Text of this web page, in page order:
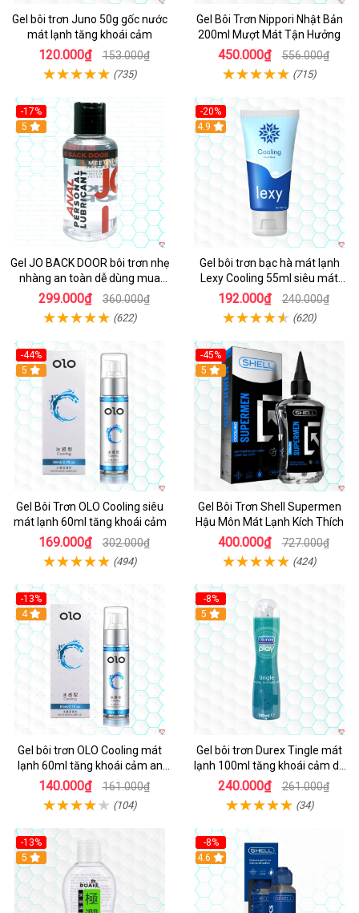
Gel bôi trơn Juno 50g gốc nước
mát lạnh tăng khoái cảm
120.000₫ 153.000₫
(735)
Gel Bôi Trơn Nippori Nhật Bản
200ml Mượt Mát Tận Hưởng
450.000₫ 556.000₫
(715)
-17%
5
Gel JO BACK DOOR bôi trơn nhẹ
nhàng an toàn dễ dùng mua
ngay
299.000₫ 360.000₫
(622)
-20%
Hot
4.9
Gel bôi trơn bạc hà mát lạnh
Lexy Cooling 55ml siêu mát
sảng khoái
192.000₫ 240.000₫
(620)
-44%
5
Gel Bôi Trơn OLO Cooling siêu
mát lạnh 60ml tăng khoái cảm
169.000₫ 302.000₫
(494)
-45%
5
Gel Bôi Trơn Shell Supermen
Hậu Môn Mát Lạnh Kích Thích
400.000₫ 727.000₫
(424)
-13%
Hot
4
Gel bôi trơn OLO Cooling mát
lạnh 60ml tăng khoái cảm an
toàn
140.000₫ 161.000₫
(104)
-8%
Hot
5
Gel bôi trơn Durex Tingle mát
lạnh 100ml tăng khoái cảm dễ
chịu
240.000₫ 261.000₫
(34)
-13%
5
-8%
Hot
4.6